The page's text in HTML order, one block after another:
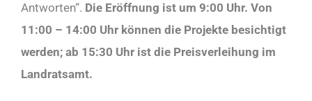
Antworten“. Die Eröffnung ist um 9:00 Uhr. Von
11:00 – 14:00 Uhr können die Projekte besichtigt
werden; ab 15:30 Uhr ist die Preisverleihung im
Landratsamt.